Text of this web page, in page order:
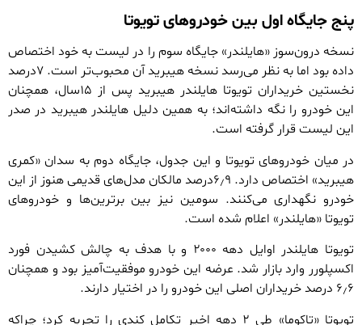
پنج جایگاه اول بین خودروهای تویوتا
نسخه درون‌سوز «هایلندر» جایگاه سوم را در لیست به خود اختصاص
داده بود اما به نظر می‌رسد نسخه هیبرید آن محبوب‌تر است. ۷درصد
نخستین خریداران تویوتا هایلندر هیبرید پس از ۱۵سال، همچنان
این خودرو را نگه داشته‌اند؛ به همین دلیل هایلندر هیبرید در صدر
این لیست قرار گرفته است.
در میان خودروهای تویوتا و این جدول، جایگاه دوم به سدان «کمری
هیبرید» اختصاص دارد. ۶٫۹درصد مالکان مدل‌های قدیمی هنوز از این
خودرو نگهداری می‌کنند. سومین نیز بین برترین‌ها و خودروهای
تویوتا «هایلندر» اعلام شده است.
تویوتا هایلندر اوایل دهه ۲۰۰۰ و با هدف به چالش کشیدن فورد
اکسپلورر وارد بازار شد. عرضه این خودرو موفقیت‌آمیز بود و همچنان
۶٫۶ درصد خریداران اصلی این خودرو را در اختیار دارند.
تویوتا «تاکوما» طی ۲ دهه اخیر تکامل کندی را تجربه کرد؛ چراکه